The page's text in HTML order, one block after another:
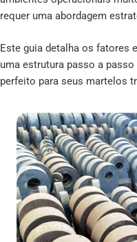
requer uma abordagem
Este guia detalha os fatores
uma estrutura passo a
perfeito para seus martelos